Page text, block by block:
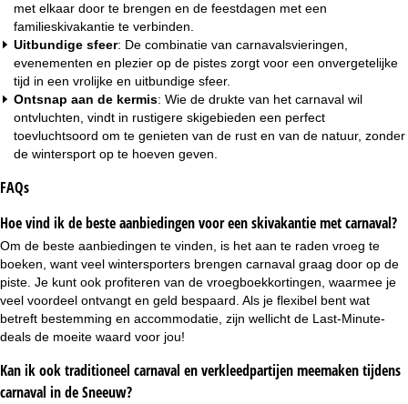
met elkaar door te brengen en de feestdagen met een
familieskivakantie te verbinden.
Uitbundige sfeer: De combinatie van carnavalsvieringen,
evenementen en plezier op de pistes zorgt voor een onvergetelijke
tijd in een vrolijke en uitbundige sfeer.
Ontsnap aan de kermis: Wie de drukte van het carnaval wil
ontvluchten, vindt in rustigere skigebieden een perfect
toevluchtsoord om te genieten van de rust en van de natuur, zonder
de wintersport op te hoeven geven.
FAQs
Hoe vind ik de beste aanbiedingen voor een skivakantie met carnaval?
Om de beste aanbiedingen te vinden, is het aan te raden vroeg te
boeken, want veel wintersporters brengen carnaval graag door op de
piste. Je kunt ook profiteren van de vroegboekkortingen, waarmee je
veel voordeel ontvangt en geld bespaard. Als je flexibel bent wat
betreft bestemming en accommodatie, zijn wellicht de Last-Minute-
deals de moeite waard voor jou!
Kan ik ook traditioneel carnaval en verkleedpartijen meemaken tijdens
carnaval in de Sneeuw?